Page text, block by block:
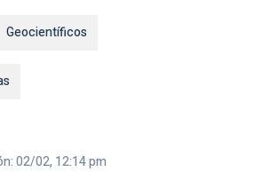
Geocientíficos
02/02, 12:14 pm